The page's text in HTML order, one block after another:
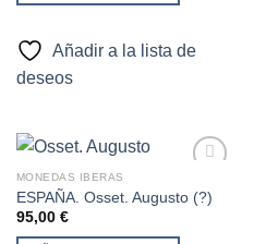
Añadir a la lista de
deseos
MONEDAS IBERAS
ESPAÑA. Osset. Augusto (?)
95,00 €